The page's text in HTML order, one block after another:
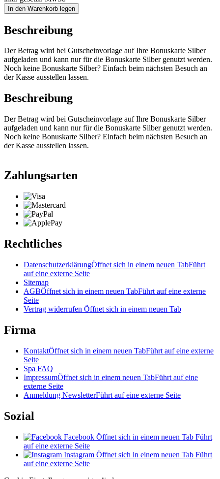
In den Warenkorb legen
Beschreibung
Der Betrag wird bei Gutscheinvorlage auf Ihre Bonuskarte Silber
aufgeladen und kann nur für die Bonuskarte Silber genutzt werden.
Noch keine Bonuskarte Silber? Einfach beim nächsten Besuch an
der Kasse ausstellen lassen.
Beschreibung
Der Betrag wird bei Gutscheinvorlage auf Ihre Bonuskarte Silber
aufgeladen und kann nur für die Bonuskarte Silber genutzt werden.
Noch keine Bonuskarte Silber? Einfach beim nächsten Besuch an
der Kasse ausstellen lassen.
Zahlungsarten
Rechtliches
DatenschutzerklärungÖffnet sich in einem neuen TabFührt
auf eine externe Seite
Sitemap
AGBÖffnet sich in einem neuen TabFührt auf eine externe
Seite
Vertrag widerrufen Öffnet sich in einem neuen Tab
Firma
KontaktÖffnet sich in einem neuen TabFührt auf eine externe
Seite
Spa FAQ
ImpressumÖffnet sich in einem neuen TabFührt auf eine
externe Seite
Anmeldung NewsletterFührt auf eine externe Seite
Sozial
Facebook Öffnet sich in einem neuen Tab Führt
auf eine externe Seite
Instagram Öffnet sich in einem neuen Tab Führt
auf eine externe Seite